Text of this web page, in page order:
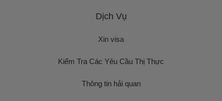
Dịch Vụ
Xin visa
Kiểm Tra Các Yêu Cầu Thị Thực
Thông tin hải quan